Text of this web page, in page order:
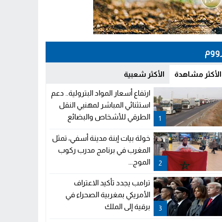
الأكثر مشاهدة الأكثر شعبية
1
ارتفاع أسعار المواد البترولية.. دعم
استثنائي المباشر لمهنيي النقل
الطرقي للأشخاص والبضائع
2
خولة بيات إبنة مدينة أسفي، تمثل
المغرب في برنامج مدرب ركوب
الموج...
3
ترامب يجدد تأكيد الاعتراف
الأمريكي بمغربية الصحراء في
برقية إلى الملك